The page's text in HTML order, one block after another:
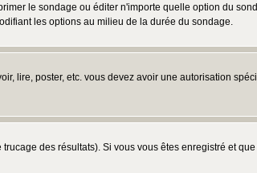
le sondage ou éditer n'importe quelle option du
les options au milieu de la durée du sondage.
lire, poster, etc. vous devez avoir une autorisation
des résultats). Si vous vous êtes enregistré et